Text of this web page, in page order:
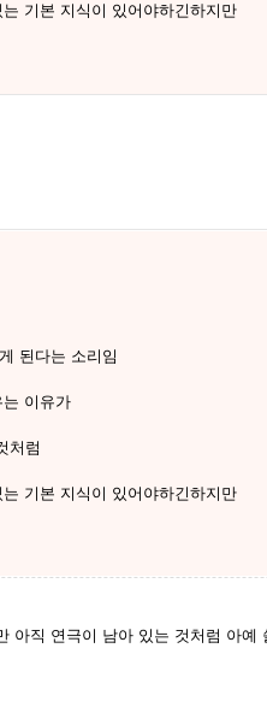
기본 지식이 있어야하긴하지만
된다는 소리임
이유가
처럼
기본 지식이 있어야하긴하지만
아직 연극이 남아 있는 것처럼 아예